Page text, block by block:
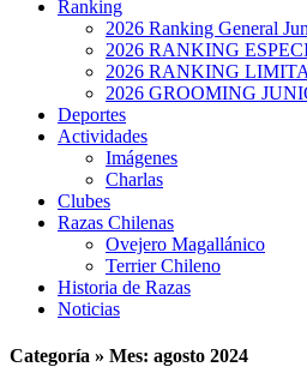
Ranking
2026 Ranking General
2026 RANKING
2026 RANKING
2026 GROOMING
Deportes
Actividades
Imágenes
Charlas
Clubes
Razas Chilenas
Ovejero Magallánico
Terrier Chileno
Historia de Razas
Noticias
Categoría » Mes: agosto 2024